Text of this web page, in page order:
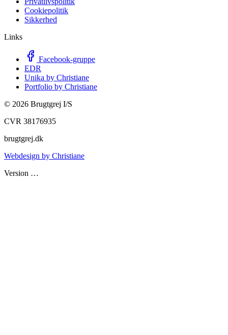
Cookiepolitik
Sikkerhed
Links
Facebook-gruppe
EDR
Unika by Christiane
Portfolio by Christiane
© 2026 Brugtgrej I/S
CVR 38176935
brugtgrej.dk
Webdesign by Christiane
Version …